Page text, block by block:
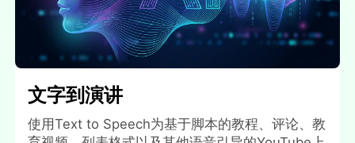
文字到演讲
使用Text to Speech为基于脚本的教程、评论、教